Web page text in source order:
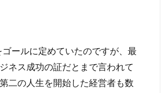
ールに定めていたのですが、最
ネス成功の証だとまで言われて
二の人生を開始した経営者も数